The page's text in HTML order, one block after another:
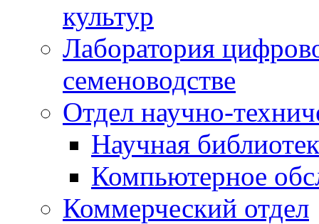
культур
Лаборатория
семеноводстве
Отдел научно-
Научная
Компьютерное
Коммерческий отдел